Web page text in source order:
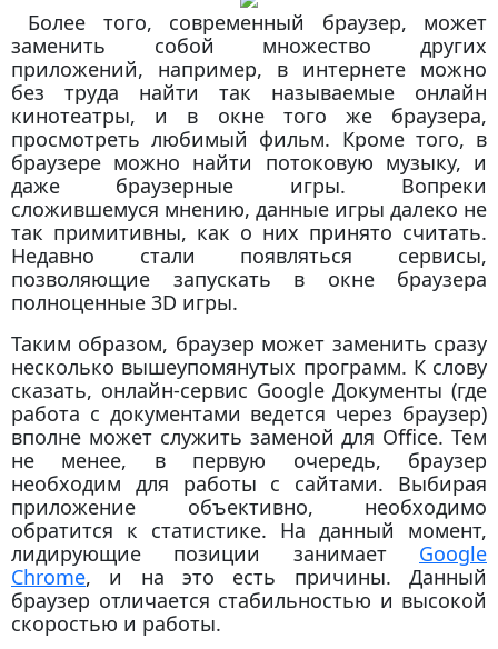
Более того, современный браузер, может
заменить собой множество других
приложений, например, в интернете можно
без труда найти так называемые онлайн
кинотеатры, и в окне того же браузера,
просмотреть любимый фильм. Кроме того, в
браузере можно найти потоковую музыку, и
даже браузерные игры. Вопреки
сложившемуся мнению, данные игры далеко не
так примитивны, как о них принято считать.
Недавно стали появляться сервисы,
позволяющие запускать в окне браузера
полноценные 3D игры.
Таким образом, браузер может заменить сразу
несколько вышеупомянутых программ. К слову
сказать, онлайн-сервис Google Документы (где
работа с документами ведется через браузер)
вполне может служить заменой для Office. Тем
не менее, в первую очередь, браузер
необходим для работы с сайтами. Выбирая
приложение объективно, необходимо
обратится к статистике. На данный момент,
лидирующие позиции занимает Google
Chrome, и на это есть причины. Данный
браузер отличается стабильностью и высокой
скоростью и работы.